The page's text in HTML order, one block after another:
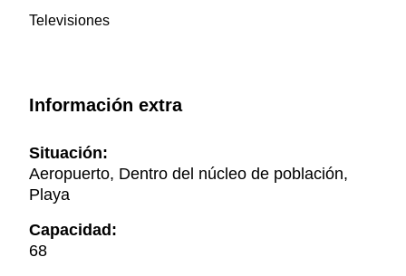
Televisiones
Información extra
Situación:
Aeropuerto, Dentro del núcleo de población,
Playa
Capacidad:
68